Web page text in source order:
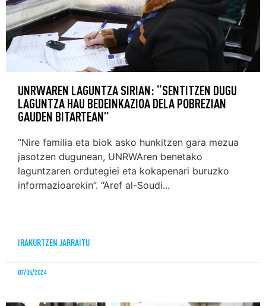
UNRWAREN LAGUNTZA SIRIAN: “SENTITZEN DUGU
LAGUNTZA HAU BEDEINKAZIOA DELA POBREZIAN
GAUDEN BITARTEAN”
“Nire familia eta biok asko hunkitzen gara mezua
jasotzen dugunean, UNRWAren benetako
laguntzaren ordutegiei eta kokapenari buruzko
informazioarekin”. “Aref al-Soudi...
IRAKURTZEN JARRAITU
07/05/2024